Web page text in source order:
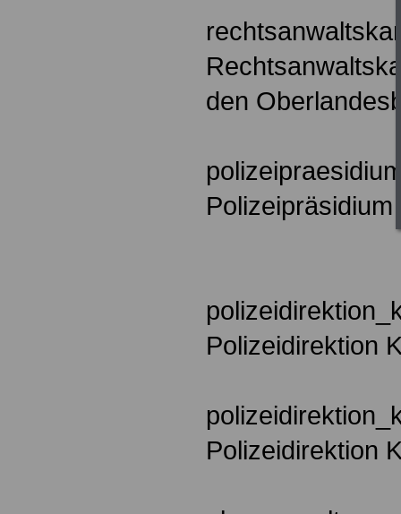
den
Polizeidirektion
Polizeidirektion